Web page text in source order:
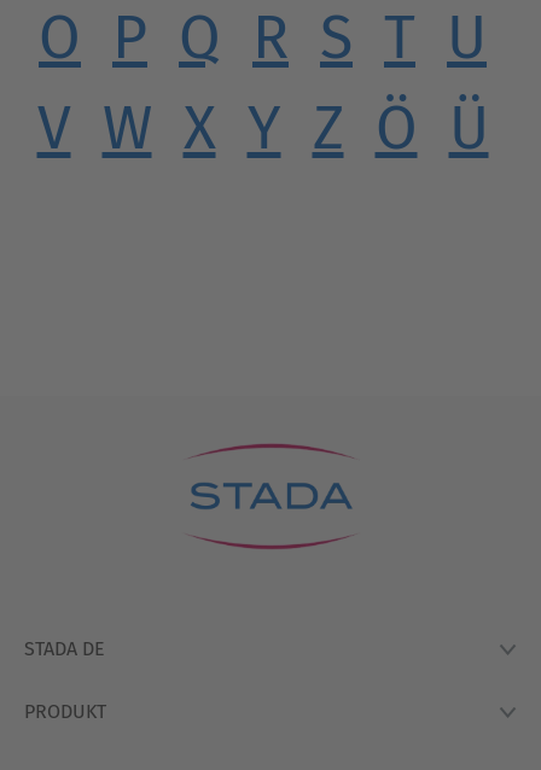
O P Q R S T U
V W X Y Z Ö Ü
STADA DE
Lexikon
PRODUKT